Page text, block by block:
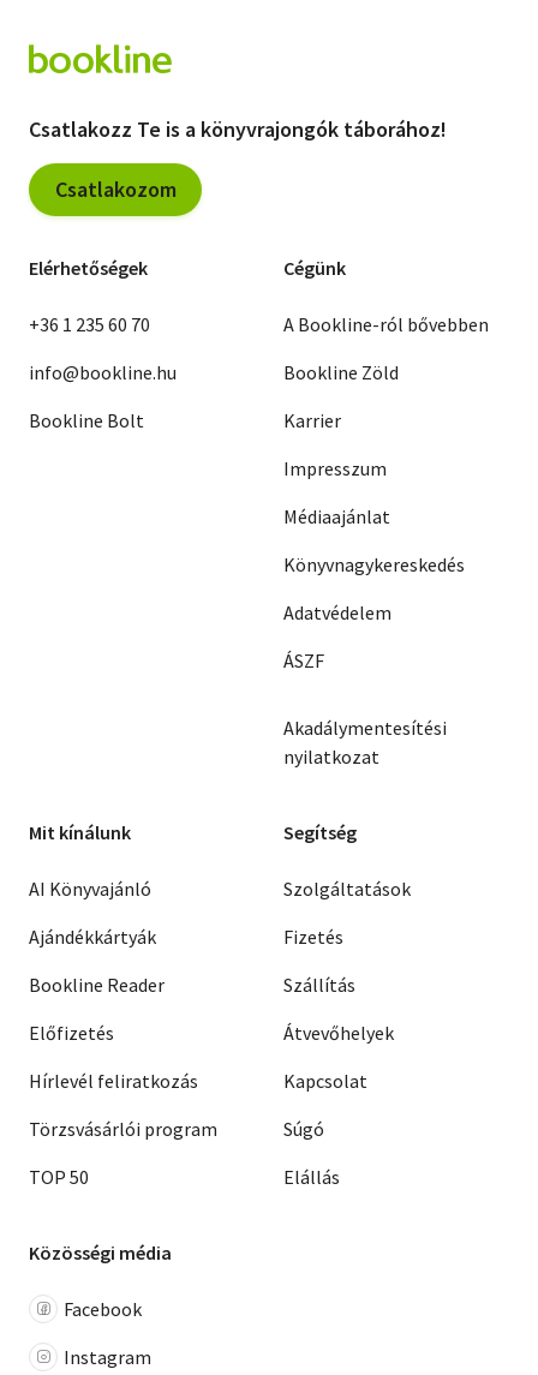
Csatlakozz Te is a könyvrajongók táborához!
Csatlakozom
Elérhetőségek
+36 1 235 60 70
info@bookline.hu
Bookline Bolt
Cégünk
A Bookline-ról bővebben
Bookline Zöld
Karrier
Impresszum
Médiaajánlat
Könyvnagykereskedés
Adatvédelem
ÁSZF
Akadálymentesítési
nyilatkozat
Mit kínálunk
AI Könyvajánló
Ajándékkártyák
Bookline Reader
Előfizetés
Hírlevél feliratkozás
Törzsvásárlói program
TOP 50
Segítség
Szolgáltatások
Fizetés
Szállítás
Átvevőhelyek
Kapcsolat
Súgó
Elállás
Közösségi média
Facebook
Instagram